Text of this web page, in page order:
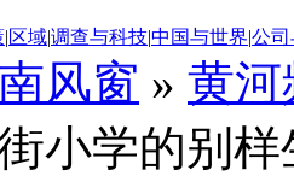
|区域|调查与科技|中国与世界|公
风窗 » 黄河
小学的别样